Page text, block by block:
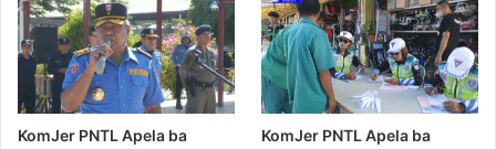
KomJer PNTL Apela ba
KomJer PNTL Apela ba